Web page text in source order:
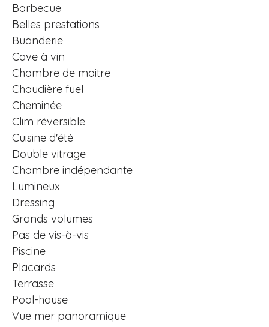
Barbecue
Belles prestations
Buanderie
Cave à vin
Chambre de maitre
Chaudière fuel
Cheminée
Clim réversible
Cuisine d'été
Double vitrage
Chambre indépendante
Lumineux
Dressing
Grands volumes
Pas de vis-à-vis
Piscine
Placards
Terrasse
Pool-house
Vue mer panoramique